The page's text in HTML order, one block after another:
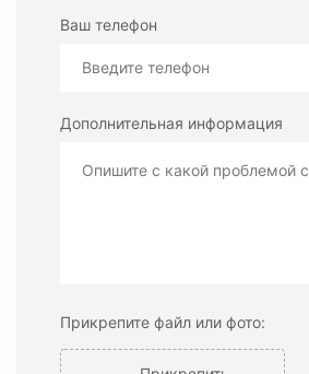
Ваш телефон
Дополнительная информация
Прикрепите файл или фото: